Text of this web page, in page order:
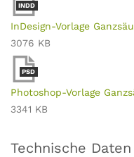
INDD
InDesign-Vorlage
3076 KB
PSD
Photoshop-Vorlage
3341 KB
Technische Daten